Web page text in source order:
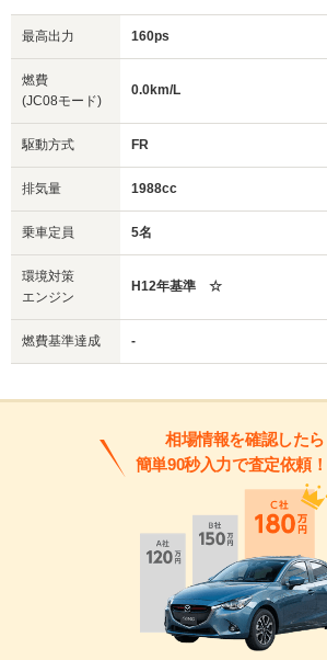
最高出力 160ps
燃費
(JC08モード)
0.0km/L
駆動方式 FR
排気量 1988cc
乗車定員 5名
環境対策
エンジン
H12年基準 ☆
燃費基準達成 -
相場情報を確認したら
簡単90秒入力で査定依頼！